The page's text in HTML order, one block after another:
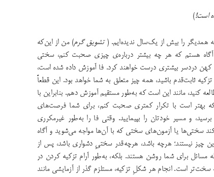
است!)
همدیگر را بیش از یک‌سال ندیده‌ایم. ( تشویق گرم) من از این‌که
آگاه هستم که هر چه بیشتر درباره‌ی چیزی صحبت کنم، سختی
کهن دردسر بیشتری درست خواهند کرد. فا آموزش داده شده است،
ثابت‌قدم باشید، همه چیز متعلق به شما خواهد بود. این قطعاً
کنید، مانند این است که به‌طور مستقیم آموزش دهم. بنابراین با
بهتر است با تکرار کمتری صحبت کنم، برای شما فرصت‌های
و مسیر خودتان را بپیمایید. وقتی فا را به‌طور غیرمکرری
سختی‌ها یا آزمون‌های سختی که با آن‌ها مواجه می‌شوید و آگاه
نیستند؛ هرچه باشد، هرچه‌قدر سختی‌ِ دشواری باشد، پس از
مسائل برای شما روشن هستند. بلکه، به‌طور آرام تزکیه کردن در
سخت‌تر است. انجام هر شکل‌ِ تزکیه، مستلزم گذر از آزمایشی مانند